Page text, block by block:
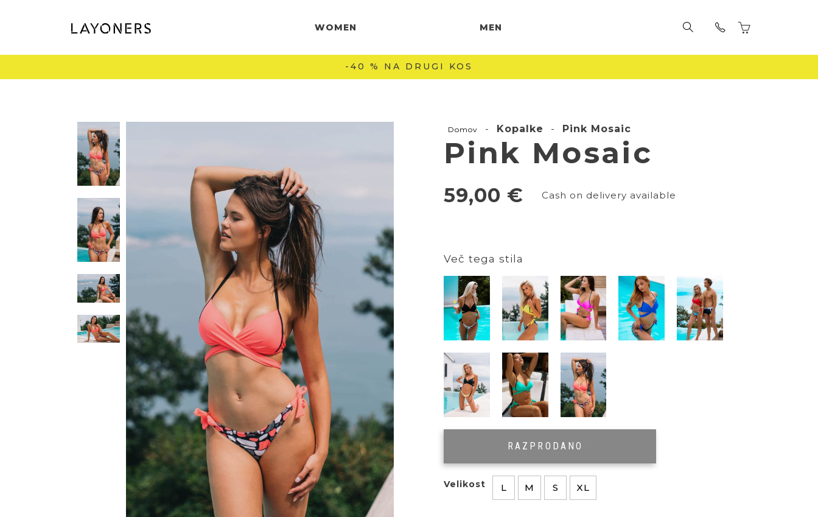
WOMEN MEN
BREZPLAČNA DOSTAVA NAD 60 € 🚚
Domov - Kopalke - Pink Mosaic
Pink Mosaic
59,00 € Cash on delivery available
Več tega stila
RAZPRODANO
Velikost L M S XL